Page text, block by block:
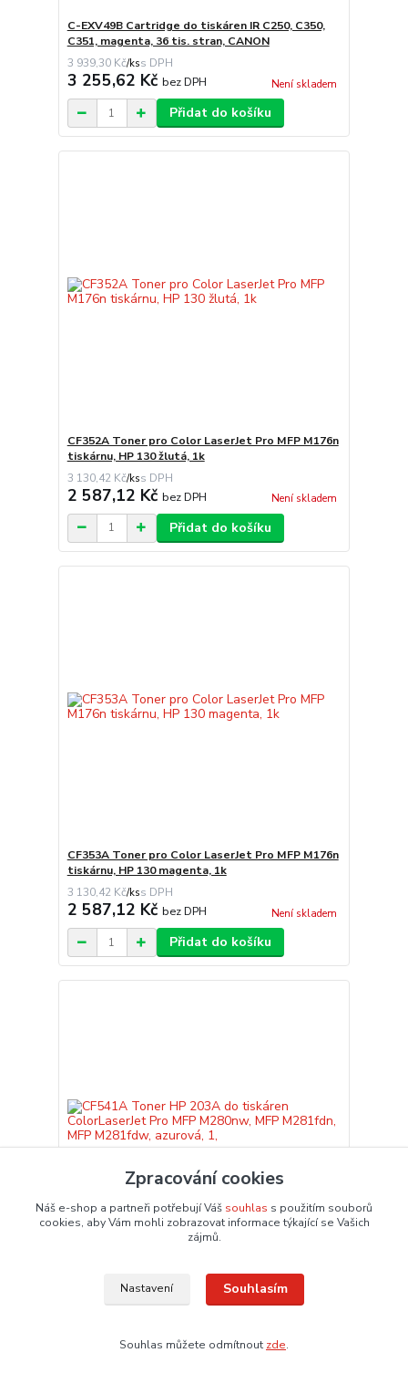
C-EXV49B Cartridge do tiskáren IR C250, C350,
C351, magenta, 36 tis. stran, CANON
3 939,30 Kč/ks
3 255,62 Kč bez DPH Není skladem
Přidat do košíku
CF352A Toner pro Color LaserJet Pro MFP M176n
tiskárnu, HP 130 žlutá, 1k
3 130,42 Kč/ks
2 587,12 Kč bez DPH Není skladem
Přidat do košíku
CF353A Toner pro Color LaserJet Pro MFP M176n
tiskárnu, HP 130 magenta, 1k
3 130,42 Kč/ks
2 587,12 Kč bez DPH Není skladem
Přidat do košíku
ColorLaserJet Pro MFP M280nw, MFP M281fdn,
2 966,35 Kčbez DPH Dodání 3 – 6 dnů
Zpracování cookies
Náš e-shop a partneři potřebují Váš souhlas s použitím souborů
cookies, aby Vám mohli zobrazovat informace týkající se Vašich
zájmů.
Nastavení Souhlasím
Souhlas můžete odmítnout zde.